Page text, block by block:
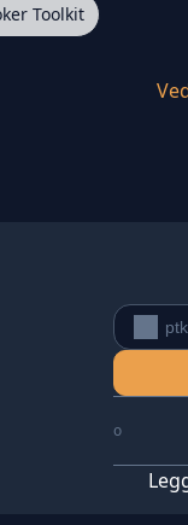
Toolkit
o